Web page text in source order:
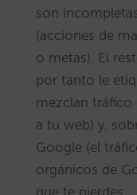
son
(acciones de
o metas). El
por tanto le
mezclan tráfico
a tu web) y,
Google (el
orgánicos de